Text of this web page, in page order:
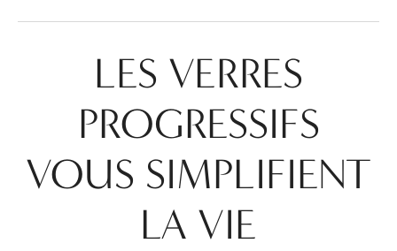
LES VERRES
PROGRESSIFS
VOUS SIMPLIFIENT
LA VIE